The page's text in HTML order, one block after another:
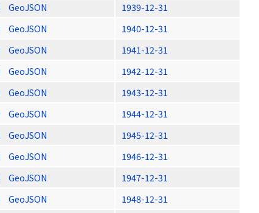
GeoJSON
1939-12-31
GeoJSON
1940-12-31
GeoJSON
1941-12-31
GeoJSON
1942-12-31
GeoJSON
1943-12-31
GeoJSON
1944-12-31
GeoJSON
1945-12-31
GeoJSON
1946-12-31
GeoJSON
1947-12-31
GeoJSON
1948-12-31